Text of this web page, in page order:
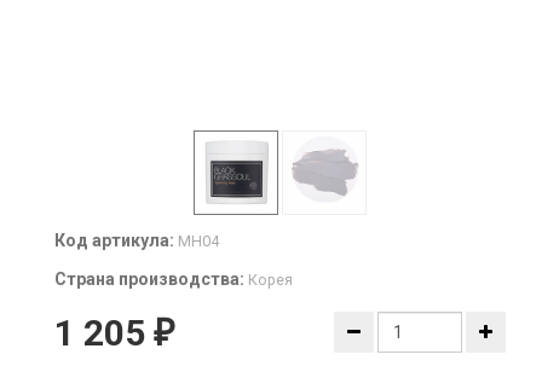
Код артикула: MH04
Страна производства: Корея
1 205 ₽